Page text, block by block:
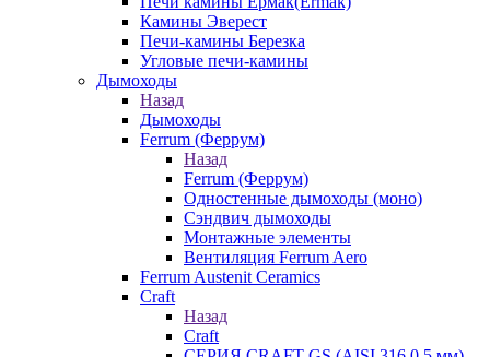
Камины Эверест
Печи-камины Березка
Угловые печи-камины
Дымоходы
Назад
Дымоходы
Ferrum (Феррум)
Назад
Ferrum (Феррум)
Одностенные дымоходы (моно)
Сэндвич дымоходы
Монтажные элементы
Вентиляция Ferrum Aero
Ferrum Austenit Ceramics
Craft
Назад
Craft